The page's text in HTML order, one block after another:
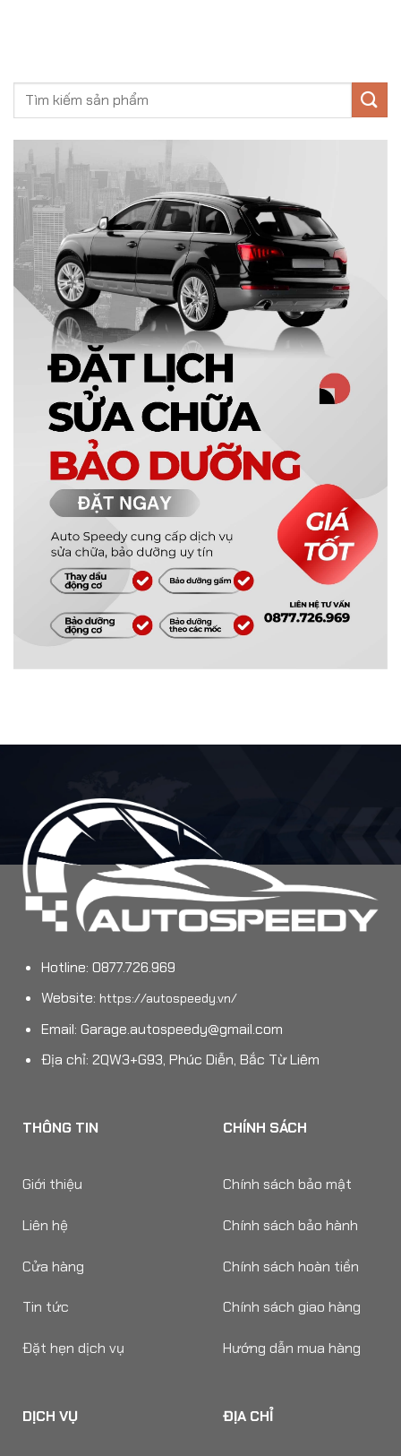
Hotline: 0877.726.969
Website: https://autospeedy.vn/
Email: Garage.autospeedy@gmail.com
Địa chỉ: 2QW3+G93, Phúc Diễn, Bắc Từ Liêm
THÔNG TIN
Giới thiệu
Liên hệ
Cửa hàng
Tin tức
Đặt hẹn dịch vụ
CHÍNH SÁCH
Chính sách bảo mật
Chính sách bảo hành
Chính sách hoàn tiền
Chính sách giao hàng
Hướng dẫn mua hàng
DỊCH VỤ ĐỊA CHỈ